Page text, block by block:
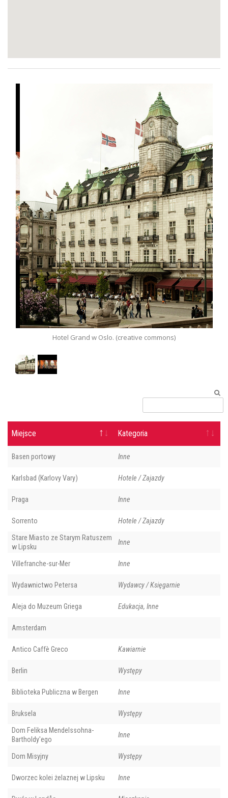
Hotel Grand w Oslo. (creative commons)
Miejsce Kategoria
Basen portowy Inne
Karlsbad (Karlovy Vary) Hotele / Zajazdy
Praga Inne
Sorrento Hotele / Zajazdy
Stare Miasto ze Starym Ratuszem
w Lipsku
Inne
Villefranche-sur-Mer Inne
Wydawnictwo Petersa Wydawcy / Księgarnie
Aleja do Muzeum Griega Edukacja, Inne
Amsterdam
Antico Caffè Greco Kawiarnie
Berlin Występy
Biblioteka Publiczna w Bergen Inne
Bruksela Występy
Dom Feliksa Mendelssohna-
Bartholdy'ego
Inne
Dom Misyjny Występy
Dworzec kolei żelaznej w Lipsku Inne